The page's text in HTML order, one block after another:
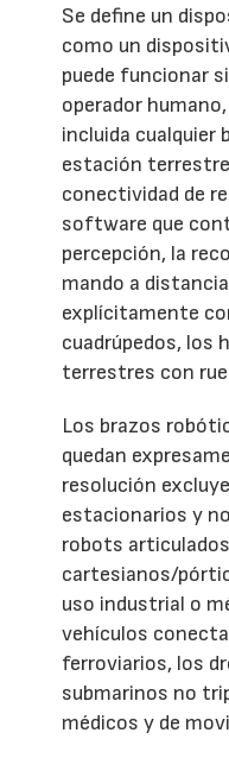
Se define un
como un
puede funcionar
operador
incluida cualquier
estación
conectividad de
software que
percepción, la
mando a
explícitamente
cuadrúpedos, los
terrestres con
Los brazos
quedan
resolución
estacionarios y
robots
cartesianos/
uso industrial o
vehículos
ferroviarios, los
submarinos no
médicos y de